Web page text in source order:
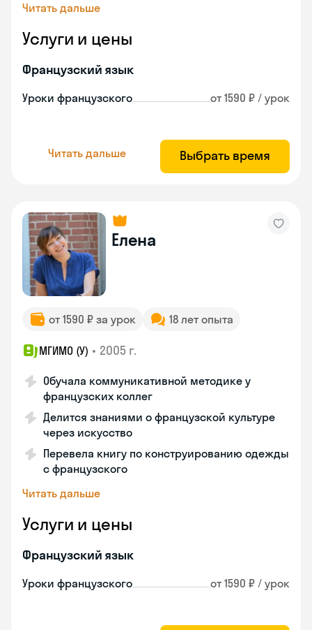
Читать дальше
Услуги и цены
Французский язык
Уроки французского от 1590 ₽ / урок
Читать дальше Выбрать время
Елена
от 1590 ₽ за урок 18 лет опыта
МГИМО (У) • 2005 г.
Обучала коммуникативной методике у
французских коллег
Делится знаниями о французской культуре
через искусство
Перевела книгу по конструированию одежды
с французского
Читать дальше
Услуги и цены
Французский язык
Уроки французского от 1590 ₽ / урок